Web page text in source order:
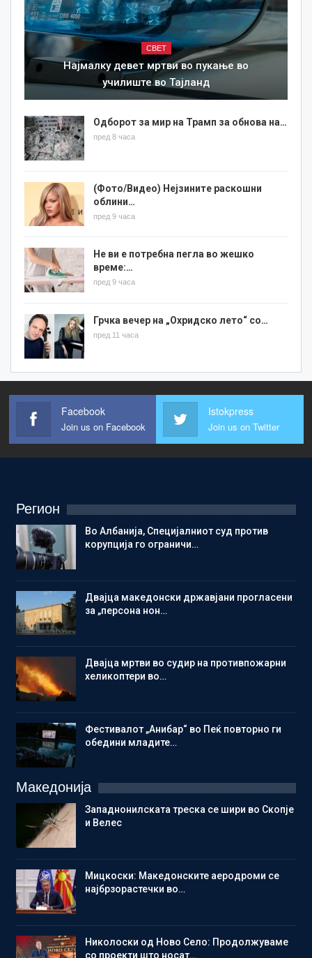
СВЕТ
Најмалку девет мртви во пукање во
училиште во Тајланд
Одборот за мир на Трамп за обнова на…
пред 8 часа
(Фото/Видео) Нејзините раскошни
облини…
пред 9 часа
Не ви е потребна пегла во жешко
време:…
пред 9 часа
Грчка вечер на „Охридско лето“ со…
пред 11 часа
Facebook
Join us on Facebook
Istokpress
Join us on Twitter
Регион
Во Албанија, Специјалниот суд против
корупција го ограничи…
Двајца македонски државјани прогласени
за „персона нон…
Двајца мртви во судир на противпожарни
хеликоптери во…
Фестивалот „Анибар“ во Пеќ повторно ги
обедини младите…
Македонија
Западнонилската треска се шири во Скопје
и Велес
Мицкоски: Македонските аеродроми се
најбрзорастечки во…
Николоски од Ново Село: Продолжуваме
со проекти што носат…